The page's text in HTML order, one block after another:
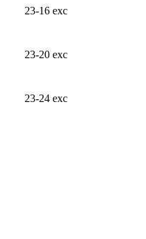
23-16 exc
23-20 exc
23-24 exc